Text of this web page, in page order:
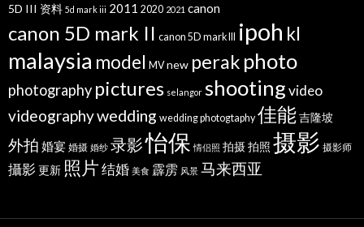
5D III 资料 5d mark iii 2011 2020 2021 canon
canon 5D mark II canon 5D mark III ipoh kl
malaysia model MV new perak photo
photography pictures selangor shootingvideo
videographywedding wedding photogtaphy 佳能吉隆坡
外拍 婚宴 婚摄 婚纱 录影怡保 情侣照 拍摄拍照 摄影 摄影师
攝影 更新 照片结婚 美食 霹雳 风景 马来西亚